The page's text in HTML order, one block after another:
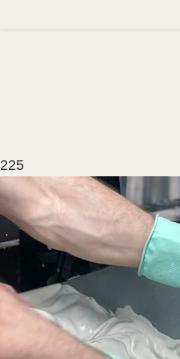
молдингам никогда
трещинами;
Легкость
подгонки:тыльная
элемента идеально
а сам гипс легко
деликатной подрезке
сложных стыков;
225